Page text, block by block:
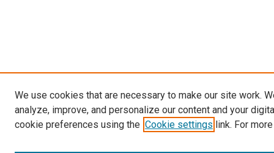
We use cookies that are necessary to make our site work.
analyze, improve, and personalize our content and your
cookie preferences using the Cookie settings link. For